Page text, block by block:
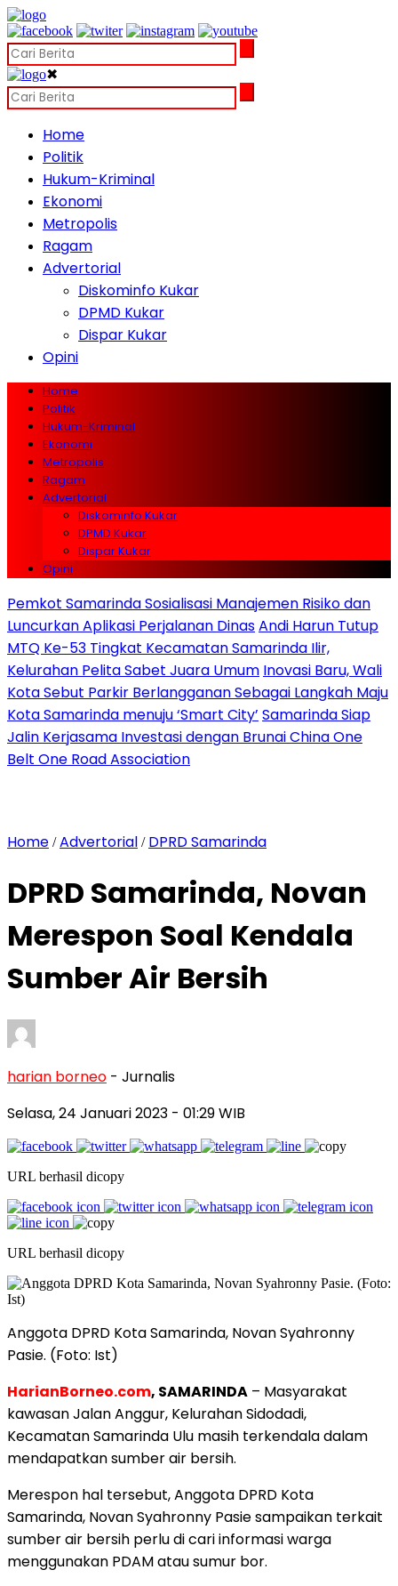
✖
Home
Politik
Hukum-Kriminal
Ekonomi
Metropolis
Ragam
Advertorial
Diskominfo Kukar
DPMD Kukar
Dispar Kukar
Opini
Home
Politik
Hukum-Kriminal
Ekonomi
Metropolis
Ragam
Advertorial
Diskominfo Kukar
DPMD Kukar
Dispar Kukar
Opini
Pemkot Samarinda Sosialisasi Manajemen Risiko dan
Luncurkan Aplikasi Perjalanan DinasAndi Harun Tutup
MTQ Ke-53 Tingkat Kecamatan Samarinda Ilir,
Kelurahan Pelita Sabet Juara Umum Inovasi Baru, Wali
Kota Sebut Parkir Berlangganan Sebagai Langkah Maju
Kota Samarinda menuju ‘Smart City’ Samarinda Siap
Jalin Kerjasama Investasi dengan Brunai China One
Belt One Road Association
Home /Advertorial / DPRD Samarinda
DPRD Samarinda, Novan
Merespon Soal Kendala
Sumber Air Bersih
harian borneo - Jurnalis
Selasa, 24 Januari 2023 - 01:29 WIB
URL berhasil dicopy
URL berhasil dicopy
Anggota DPRD Kota Samarinda, Novan Syahronny
Pasie. (Foto: Ist)
HarianBorneo.com, SAMARINDA – Masyarakat
kawasan Jalan Anggur, Kelurahan Sidodadi,
Kecamatan Samarinda Ulu masih terkendala dalam
mendapatkan sumber air bersih.
Merespon hal tersebut, Anggota DPRD Kota
Samarinda, Novan Syahronny Pasie sampaikan terkait
sumber air bersih perlu di cari informasi warga
menggunakan PDAM atau sumur bor.